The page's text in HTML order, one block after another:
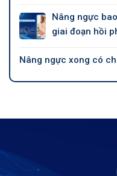
Nâng ngực
giai đoạn hồi
Nâng ngực xong có